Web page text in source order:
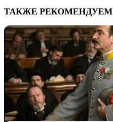
ТАКЖЕ РЕКОМЕНДУЕМ